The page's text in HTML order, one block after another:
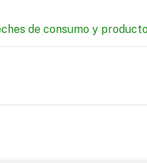
de consumo y